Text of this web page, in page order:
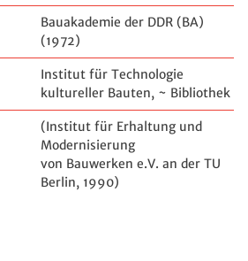
Bauakademie der DDR (BA)
(1972)
Institut für Technologie
kultureller Bauten, ~ Bibliothek
(Institut für Erhaltung und
Modernisierung
von Bauwerken e.V. an der TU
Berlin, 1990)